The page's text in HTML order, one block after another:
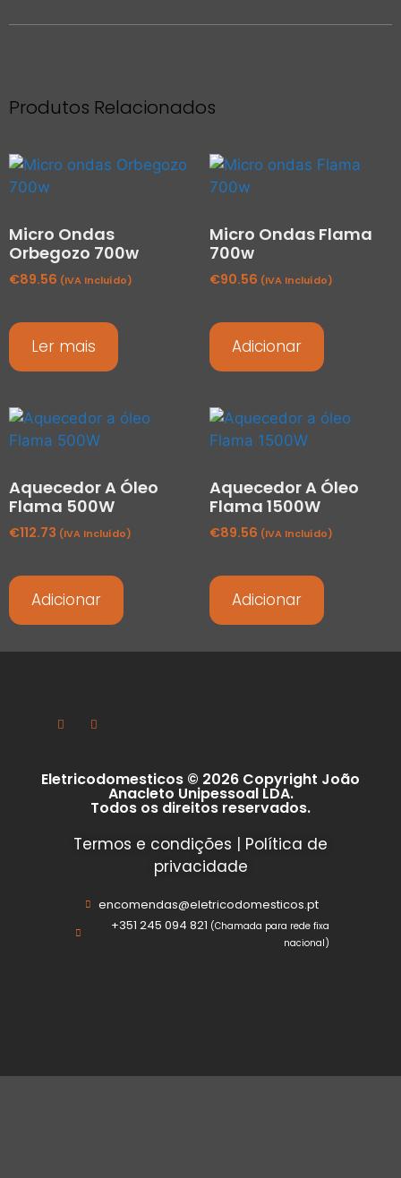
Produtos Relacionados
Micro Ondas
Orbegozo 700w
€89.56 (IVA Incluído)
Ler mais
Micro Ondas Flama
700w
€90.56 (IVA Incluído)
Adicionar
Aquecedor A Óleo
Flama 500W
€112.73 (IVA Incluído)
Adicionar
Aquecedor A Óleo
Flama 1500W
€89.56 (IVA Incluído)
Adicionar
Eletricodomesticos © 2026 Copyright João
Anacleto Unipessoal LDA.
Todos os direitos reservados.
Termos e condições | Política de
privacidade
encomendas@eletricodomesticos.pt
+351 245 094 821 (Chamada para rede fixa
nacional)